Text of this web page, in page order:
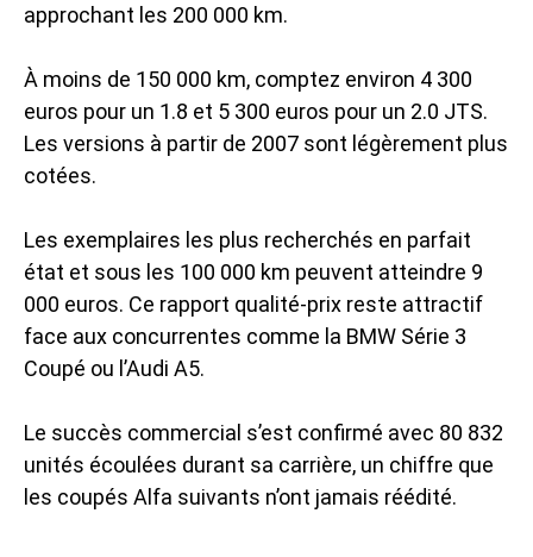
approchant les 200 000 km.
À moins de 150 000 km, comptez environ 4 300
euros pour un 1.8 et 5 300 euros pour un 2.0 JTS.
Les versions à partir de 2007 sont légèrement plus
cotées.
Les exemplaires les plus recherchés en parfait
état et sous les 100 000 km peuvent atteindre 9
000 euros. Ce rapport qualité-prix reste attractif
face aux concurrentes comme la BMW Série 3
Coupé ou l’Audi A5.
Le succès commercial s’est confirmé avec 80 832
unités écoulées durant sa carrière, un chiffre que
les coupés Alfa suivants n’ont jamais réédité.